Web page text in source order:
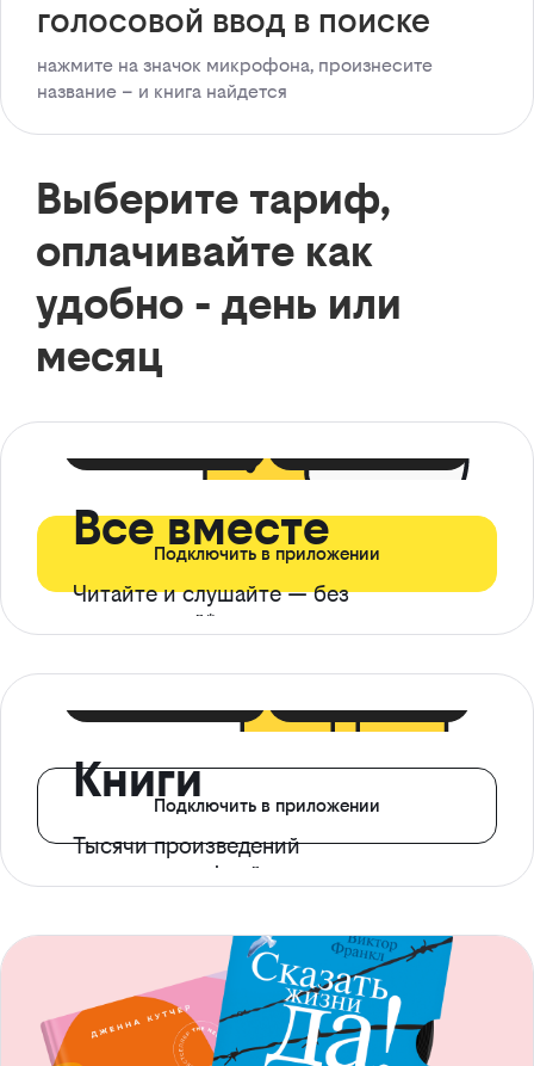
голосовой ввод в поиске
нажмите на значок микрофона, произнесите
название – и книга найдется
Выберите тариф,
оплачивайте как
удобно - день или
месяц
Все вместе
Читайте и слушайте — без
ограничений*
Подключить в приложении
Книги
Тысячи произведений
с доступом офлайн
Подключить в приложении